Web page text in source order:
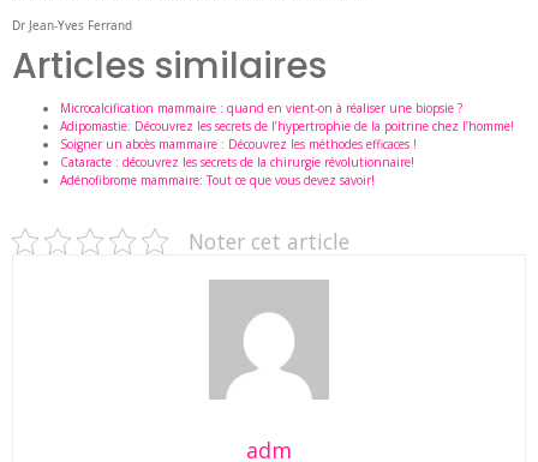
Dr Jean-Yves Ferrand
Articles similaires
Microcalcification mammaire : quand en vient-on à réaliser une biopsie ?
Adipomastie: Découvrez les secrets de l’hypertrophie de la poitrine chez l’homme!
Soigner un abcès mammaire : Découvrez les méthodes efficaces !
Cataracte : découvrez les secrets de la chirurgie révolutionnaire!
Adénofibrome mammaire: Tout ce que vous devez savoir!
Noter cet article
adm